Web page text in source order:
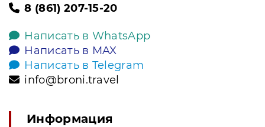
8 (861) 207-15-20
Написать в WhatsApp
Написать в MAX
Написать в Telegram
info@broni.travel
Информация